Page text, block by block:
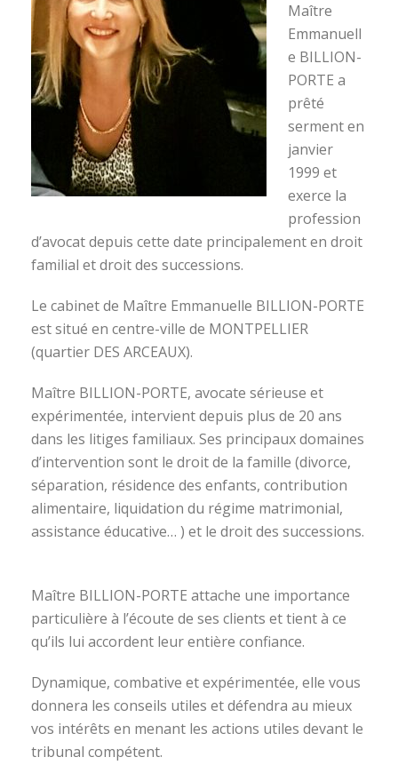
Maître
Emmanuell
e BILLION-
PORTE a
prêté
serment en
janvier
1999 et
exerce la
profession
d’avocat depuis cette date principalement en droit
familial et droit des successions.
Le cabinet de Maître Emmanuelle BILLION-PORTE
est situé en centre-ville de MONTPELLIER
(quartier DES ARCEAUX).
Maître BILLION-PORTE, avocate sérieuse et
expérimentée, intervient depuis plus de 20 ans
dans les litiges familiaux. Ses principaux domaines
d’intervention sont le droit de la famille (divorce,
séparation, résidence des enfants, contribution
alimentaire, liquidation du régime matrimonial,
assistance éducative… ) et le droit des successions.
Maître BILLION-PORTE attache une importance
particulière à l’écoute de ses clients et tient à ce
qu’ils lui accordent leur entière confiance.
Dynamique, combative et expérimentée, elle vous
donnera les conseils utiles et défendra au mieux
vos intérêts en menant les actions utiles devant le
tribunal compétent.